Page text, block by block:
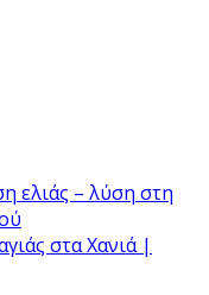
ελιάς – λύση στη
στα Χανιά |